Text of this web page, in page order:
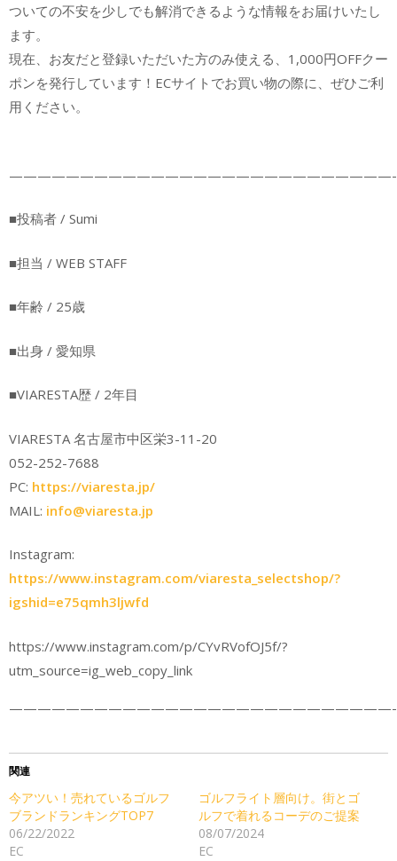
ついての不安を少しでも解消できるような情報をお届けいたし
ます。
現在、お友だと登録いただいた方のみ使える、1,000円OFFクー
ポンを発行しています！ECサイトでお買い物の際に、ぜひご利
用ください。
———————————————————————————-
■投稿者 / Sumi
■担当 / WEB STAFF
■年齢 / 25歳
■出身 / 愛知県
■VIARESTA歴 / 2年目
VIARESTA 名古屋市中区栄3-11-20
052-252-7688
PC: https://viaresta.jp/
MAIL: info@viaresta.jp
Instagram:
https://www.instagram.com/viaresta_selectshop/?
igshid=e75qmh3ljwfd
https://www.instagram.com/p/CYvRVofOJ5f/?
utm_source=ig_web_copy_link
———————————————————————————-
関連
今アツい！売れているゴルフ
ブランドランキングTOP7
06/22/2022
EC
ゴルフライト層向け。街とゴ
ルフで着れるコーデのご提案
08/07/2024
EC